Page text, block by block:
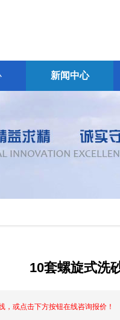
新闻中心
10套螺旋式洗
或点击下方按钮在线咨询报价！